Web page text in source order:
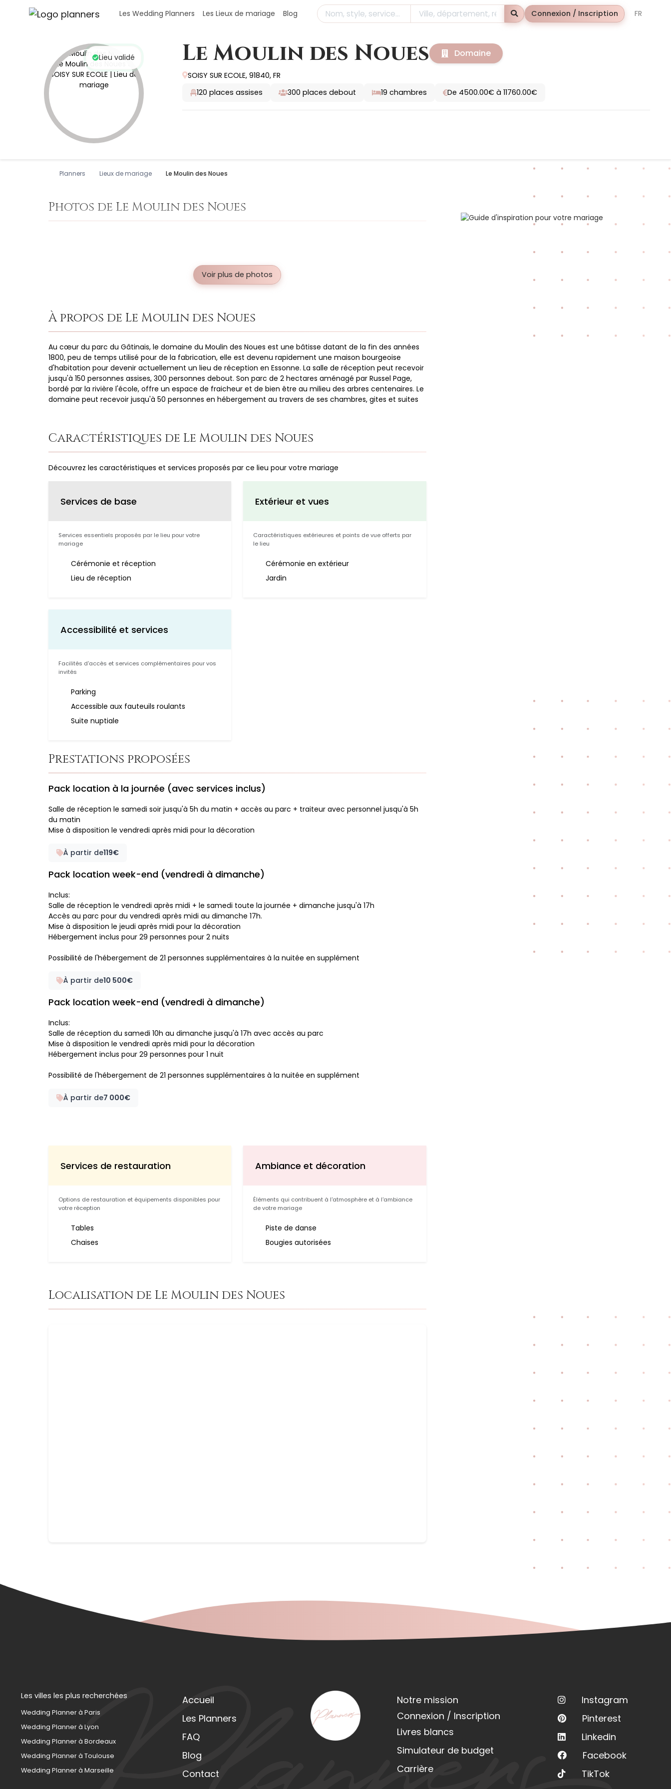
Les Wedding Planners Les Lieux de mariage Blog Rechercher
Connexion / Inscription FR
Lieu validé Le Moulin des Noues Domaine
SOISY SUR ECOLE, 91840, FR
120 places assises 300 places debout 19 chambres De 4500.00€ à 11760.00€
Planners Lieux de mariage Le Moulin des Noues
Photos de Le Moulin des Noues
Voir plus de photos
À propos de Le Moulin des Noues
Au cœur du parc du Gâtinais, le domaine du Moulin des Noues est une bâtisse datant de la fin des années
1800, peu de temps utilisé pour de la fabrication, elle est devenu rapidement une maison bourgeoise
d'habitation pour devenir actuellement un lieu de réception en Essonne. La salle de réception peut recevoir
jusqu'à 150 personnes assises, 300 personnes debout. Son parc de 2 hectares aménagé par Russel Page,
bordé par la rivière l'école, offre un espace de fraicheur et de bien être au milieu des arbres centenaires. Le
domaine peut recevoir jusqu'à 50 personnes en hébergement au travers de ses chambres, gites et suites
Caractéristiques de Le Moulin des Noues
Découvrez les caractéristiques et services proposés par ce lieu pour votre mariage
Services de base
Services essentiels proposés par le lieu pour votre
mariage
Cérémonie et réception
Lieu de réception
Extérieur et vues
Caractéristiques extérieures et points de vue offerts par
le lieu
Cérémonie en extérieur
Jardin
Accessibilité et services
Facilités d'accès et services complémentaires pour vos
invités
Parking
Accessible aux fauteuils roulants
Suite nuptiale
Prestations proposées
Pack location à la journée (avec services inclus)
Salle de réception le samedi soir jusqu'à 5h du matin + accès au parc + traiteur avec personnel jusqu'à 5h
du matin
Mise à disposition le vendredi après midi pour la décoration
À partir de119€
Pack location week-end (vendredi à dimanche)
Inclus:
Salle de réception le vendredi après midi + le samedi toute la journée + dimanche jusqu'à 17h
Accès au parc pour du vendredi après midi au dimanche 17h.
Mise à disposition le jeudi après midi pour la décoration
Hébergement inclus pour 29 personnes pour 2 nuits
Possibilité de l'hébergement de 21 personnes supplémentaires à la nuitée en supplément
À partir de10 500€
Pack location week-end (vendredi à dimanche)
Inclus:
Salle de réception du samedi 10h au dimanche jusqu'à 17h avec accès au parc
Mise à disposition le vendredi après midi pour la décoration
Hébergement inclus pour 29 personnes pour 1 nuit
Possibilité de l'hébergement de 21 personnes supplémentaires à la nuitée en supplément
À partir de7 000€
Services de restauration
Options de restauration et équipements disponibles pour
votre réception
Tables
Chaises
Ambiance et décoration
Éléments qui contribuent à l'atmosphère et à l'ambiance
de votre mariage
Piste de danse
Bougies autorisées
Localisation de Le Moulin des Noues
Les villes les plus recherchées
Wedding Planner à Paris
Wedding Planner à Lyon
Wedding Planner à Bordeaux
Wedding Planner à Toulouse
Wedding Planner à Marseille
Accueil
Les Planners
FAQ
Blog
Contact
Notre mission
Connexion / Inscription
Livres blancs
Simulateur de budget
Carrière
Instagram
Pinterest
Linkedin
Facebook
TikTok
Panneau de gestion des cookies